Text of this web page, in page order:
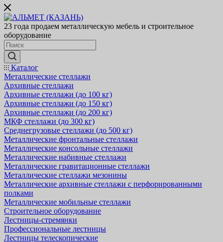
23 года продаем металлическую мебель и строительное
оборудование
Каталог
Металлические стеллажи
Архивные стеллажи
Архивные стеллажи (до 100 кг)
Архивные стеллажи (до 150 кг)
Архивные стеллажи (до 200 кг)
МКФ стеллажи (до 300 кг)
Среднегрузовые стеллажи (до 500 кг)
Металлические фронтальные стеллажи
Металлические консольные стеллажи
Металлические набивные стеллажи
Металлические гравитационные стеллажи
Металлические стеллажи мезонины
Металлические архивные стеллажи с перфорированными
полками
Металлические мобильные стеллажи
Строительное оборудование
Лестницы-стремянки
Профессиональные лестницы
Лестницы телескопические